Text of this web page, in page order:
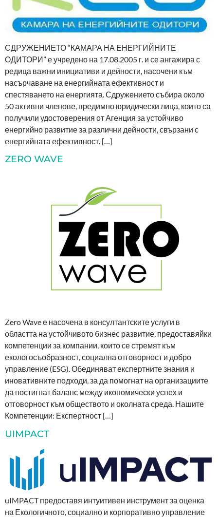
СДРУЖЕНИЕТО “КАМАРА НА ЕНЕРГИЙНИТЕ
ОДИТОРИ” е учредено на 17.08.2005 г. и се ангажира с
редица важни инициативи и дейности, насочени към
насърчаване на енергийната ефективност и
спестяването на енергията. Сдружението събира около
50 активни членове, предимно юридически лица, които са
получили удостоверения от Агенция за устойчиво
енергийно развитие за различни дейности, свързани с
енергийната ефективност. […]
ZERO WAVE
Zero Wave е насочена в консултантските услуги в
областта на устойчивото бизнес развитие, предоставяйки
компетенции за компании, които се стремят към
екологосъобразност, социална отговорност и добро
управление (ESG). Обединяват експертните знания и
иновативните подходи, за да помогнат на организациите
да постигнат баланс между икономически успех и
отговорност към обществото и околната среда. Нашите
Компетенции: Експертност […]
UIMPACT
uIMPACT предоставя интуитивен инструмент за оценка
на Екологичното, социално и корпоративно управление